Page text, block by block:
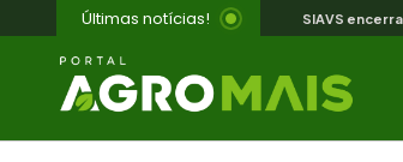
Últimas notícias!